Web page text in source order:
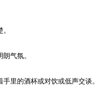
气氛。
里的酒杯或对饮或低声交谈。